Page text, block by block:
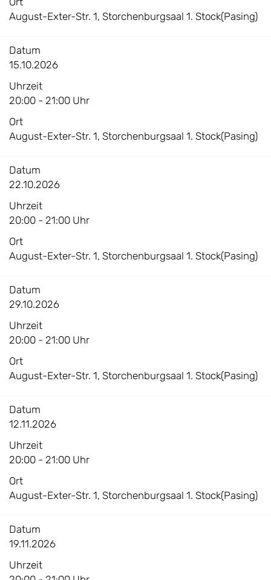
August-Exter-Str. 1, Storchenburgsaal 1. Stock(Pasing)
Datum
15.10.2026
Uhrzeit
20:00 - 21:00 Uhr
Ort
August-Exter-Str. 1, Storchenburgsaal 1. Stock(Pasing)
Datum
22.10.2026
Uhrzeit
20:00 - 21:00 Uhr
Ort
August-Exter-Str. 1, Storchenburgsaal 1. Stock(Pasing)
Datum
29.10.2026
Uhrzeit
20:00 - 21:00 Uhr
Ort
August-Exter-Str. 1, Storchenburgsaal 1. Stock(Pasing)
Datum
12.11.2026
Uhrzeit
20:00 - 21:00 Uhr
Ort
August-Exter-Str. 1, Storchenburgsaal 1. Stock(Pasing)
Datum
19.11.2026
Uhrzeit